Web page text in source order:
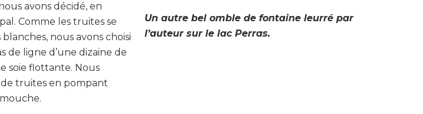
avons décidé, en
Comme les truites se
nous avons choisi
de ligne d’une dizaine de
soie flottante. Nous
truites en pompant
Un autre bel omble de fontaine leurré par
l’auteur sur le lac Perras.